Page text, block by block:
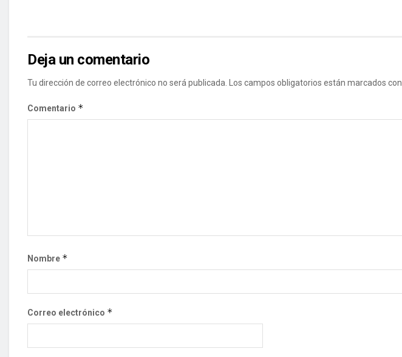
Deja un comentario
Tu dirección de correo electrónico no será publicada. Los campos obligatorios están marcados con
Comentario *
Nombre *
Correo electrónico *